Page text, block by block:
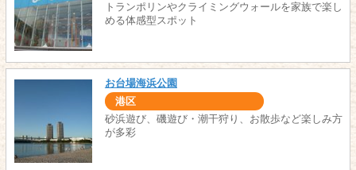
トランポリンやクライミングウォールを家族で楽し
める体感型スポット
お台場海浜公園
港区
砂浜遊び、磯遊び・潮干狩り、お散歩など楽しみ方
が多彩